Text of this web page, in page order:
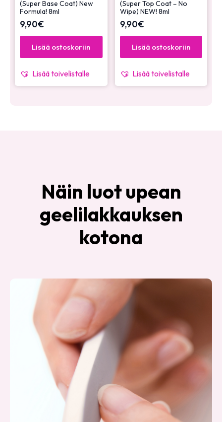
(Super Base Coat) New
Formula! 8ml
9,90€
Lisää ostoskoriin
Lisää toivelistalle
(Super Top Coat – No
Wipe) NEW! 8ml
9,90€
Lisää ostoskoriin
Lisää toivelistalle
Näin luot upean
geelilakkauksen
kotona